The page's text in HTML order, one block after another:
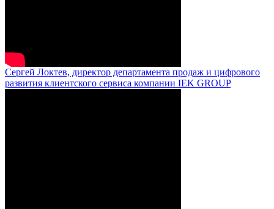
Сергей Локтев, директор департамента продаж и цифрового
развития клиентского сервиса компании IEK GROUP